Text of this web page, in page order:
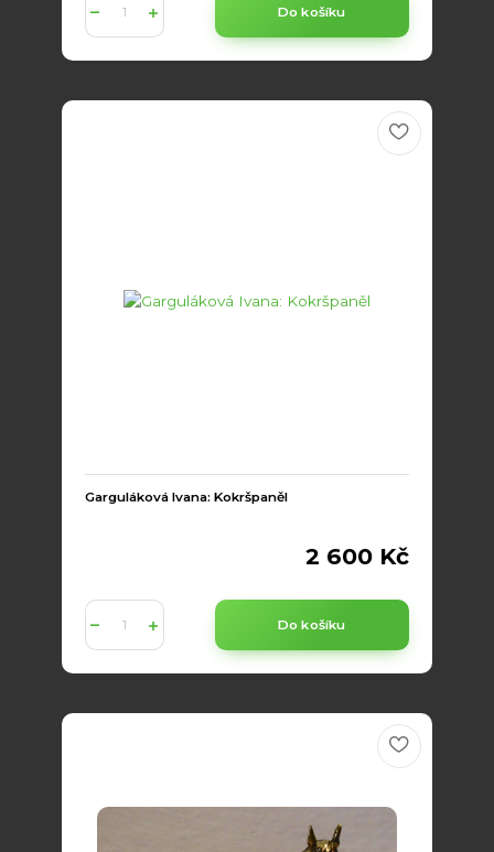
Do košíku
Garguláková Ivana: Kokršpaněl
2 600 Kč
Do košíku